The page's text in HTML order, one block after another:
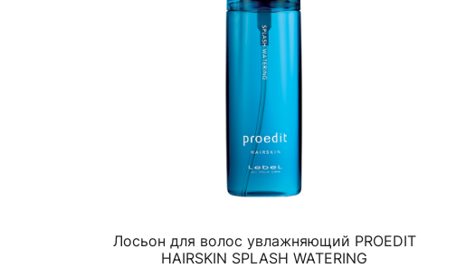
Лосьон для волос увлажняющий PROEDIT
HAIRSKIN SPLASH WATERING